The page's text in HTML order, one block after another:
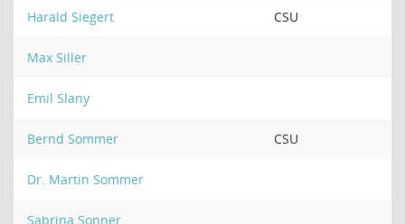
Harald Siegert CSU
Max Siller
Emil Slany
Bernd Sommer CSU
Dr. Martin Sommer
Sabrina Sonner